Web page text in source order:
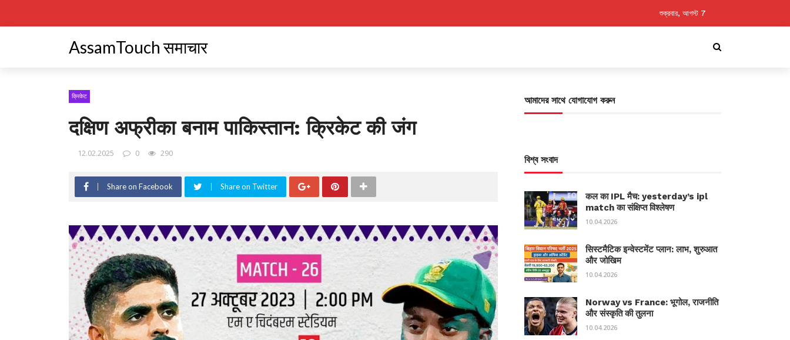
শুক্রবার, আগস্ট 7
AssamTouch समाचार
क्रिकेट
दक्षिण अफ्रीका बनाम पाकिस्तान: क्रिकेट की जंग
12.02.2025 0 290
Share on Facebook Share on Twitter
আমাদের সাথে যোগাযোগ করুন
বিশ্ব সংবাদ
कल का IPL मैच: yesterday’s ipl
match का संक्षिप्त विश्लेषण
10.04.2026
सिस्टमैटिक इन्वेस्टमेंट प्लान: लाभ, शुरुआत
और जोखिम
10.04.2026
Norway vs France: भूगोल, राजनीति
और संस्कृति की तुलना
10.04.2026